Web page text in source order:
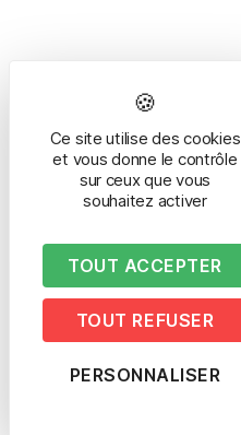
Ce site utilise des cookies
et vous donne le contrôle
sur ceux que vous
souhaitez activer
TOUT ACCEPTER
TOUT REFUSER
PERSONNALISER